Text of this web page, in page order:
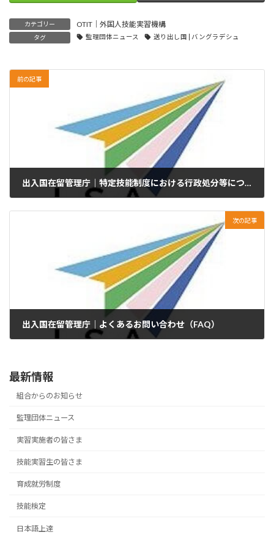
カテゴリー OTIT｜外国人技能実習機構
タグ 監理団体ニュース 送り出し国 | バングラデシュ
前の記事
出入国在留管理庁｜特定技能制度における行政処分等について
次の記事
出入国在留管理庁｜よくあるお問い合わせ（FAQ）
最新情報
組合からのお知らせ
監理団体ニュース
実習実施者の皆さま
技能実習生の皆さま
育成就労制度
技能検定
日本語上達